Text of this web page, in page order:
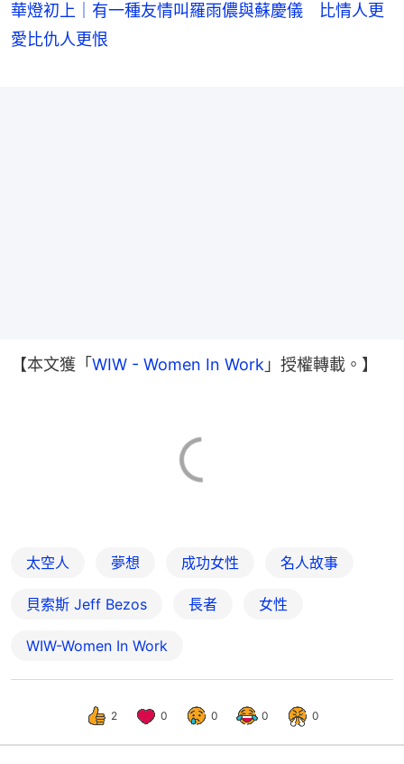
華燈初上｜有一種友情叫羅雨儂與蘇慶儀 比情人更
愛比仇人更恨
【本文獲「 WIW - Women In Work 」授權轉載。】
太空人 夢想 成功女性 名人故事
貝索斯 Jeff Bezos 長者 女性
WIW-Women In Work
2 0 0 0 0